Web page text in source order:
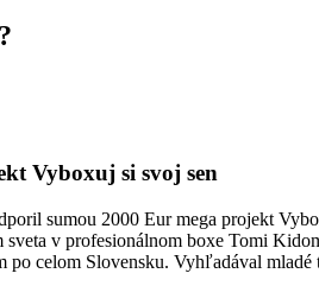
Vyboxuj si svoj sen
sumou 2000 Eur mega projekt
v profesionálnom boxe Tomi
po celom Slovensku. Vyhľadával